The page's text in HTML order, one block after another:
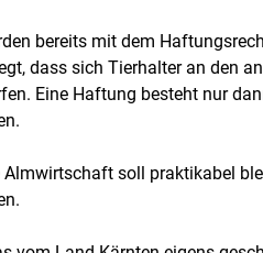
bereits mit dem
dass sich Tierhalter an den
Eine Haftung besteht nur
Almwirtschaft soll praktikabel